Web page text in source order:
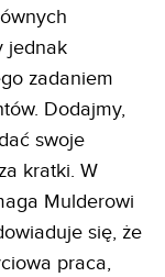
jednak
zadaniem
Dodajmy,
swoje
kratki. W
Mulderowi
się, że
praca,